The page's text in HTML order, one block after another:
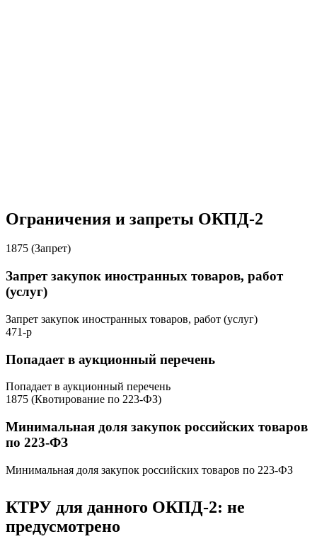
Ограничения и запреты ОКПД-2
1875 (Запрет)
Запрет закупок иностранных товаров, работ
(услуг)
Запрет закупок иностранных товаров, работ (услуг)
471-р
Попадает в аукционный перечень
Попадает в аукционный перечень
1875 (Квотирование по 223-ФЗ)
Минимальная доля закупок российских товаров
по 223-ФЗ
Минимальная доля закупок российских товаров по 223-ФЗ
КТРУ для данного ОКПД-2: не
предусмотрено